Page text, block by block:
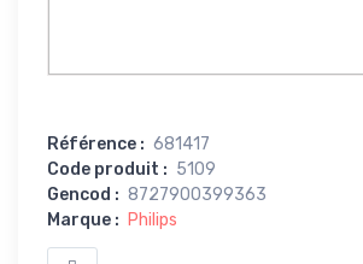
Référence : 681417
Code produit : 5109
Gencod : 8727900399363
Marque : Philips